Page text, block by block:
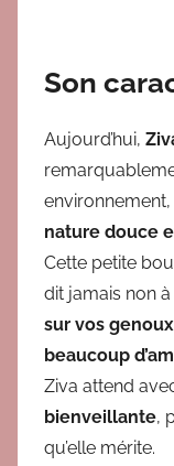
Son
Aujourd’hui,
nature douce
Cette petite
dit jamais non
sur vos genoux
beaucoup
Ziva attend
bienveillante,
qu’elle mérite.